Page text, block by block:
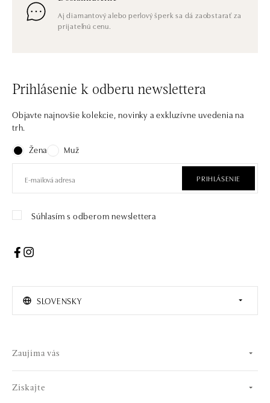
Aj diamantový alebo perlový šperk sa dá zaobstarať za
prijateľnú cenu.
Prihlásenie k odberu newslettera
Objavte najnovšie kolekcie, novinky a exkluzívne uvedenia na
trh.
Žena
Muž
PRIHLÁSENIE
Súhlasím s odberom newslettera
SLOVENSKY
Zaujíma vás
Získajte